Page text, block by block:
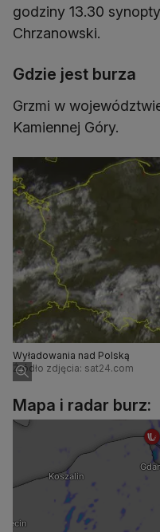
godziny 13.30
Chrzanowski.
Gdzie jest burza
Grzmi w
Kamiennej Góry.
Wyładowania nad Polską
Źródło zdjęcia: sat24.com
Mapa i radar burz: